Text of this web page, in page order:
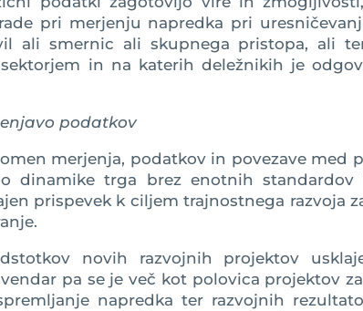
pri merjenju napredka pri
ali smernic ali skupnega pristopa, ali
in na katerih deležnikih je
podatkov
merjenja, podatkov in povezave med
dinamike trga brez enotnih
prispevek k ciljem trajnostnega razvoja
novih razvojnih projektov
pa se je več kot polovica projektov
napredka ter razvojnih